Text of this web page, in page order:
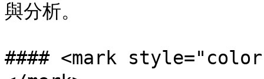
與分析。
#### <mark style="color: